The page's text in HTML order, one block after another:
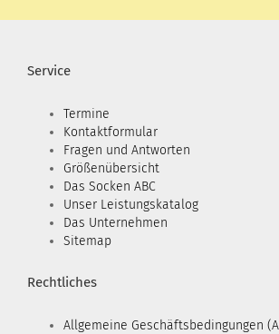
Service
Termine
Kontaktformular
Fragen und Antworten
Größenübersicht
Das Socken ABC
Unser Leistungskatalog
Das Unternehmen
Sitemap
Rechtliches
Allgemeine Geschäftsbedingungen